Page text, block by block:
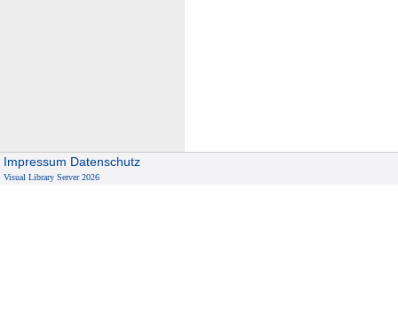
Impressum Datenschutz
Visual Library Server 2026